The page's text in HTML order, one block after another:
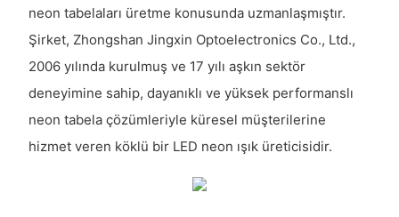
neon tabelaları üretme konusunda uzmanlaşmıştır.
Şirket, Zhongshan Jingxin Optoelectronics Co., Ltd.,
2006 yılında kurulmuş ve 17 yılı aşkın sektör
deneyimine sahip, dayanıklı ve yüksek performanslı
neon tabela çözümleriyle küresel müşterilerine
hizmet veren köklü bir LED neon ışık üreticisidir.